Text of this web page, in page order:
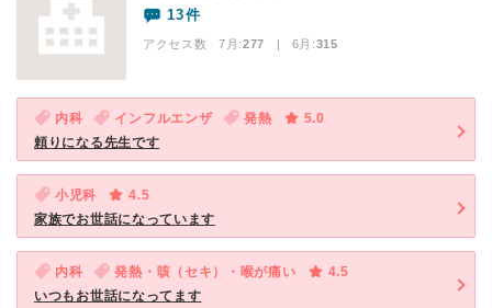
13件
アクセス数 7月:277 | 6月:315
内科 インフルエンザ 発熱
5.0
頼りになる先生です
小児科
4.5
家族でお世話になっています
内科 発熱・咳（セキ）・喉が痛い
4.5
いつもお世話になってます